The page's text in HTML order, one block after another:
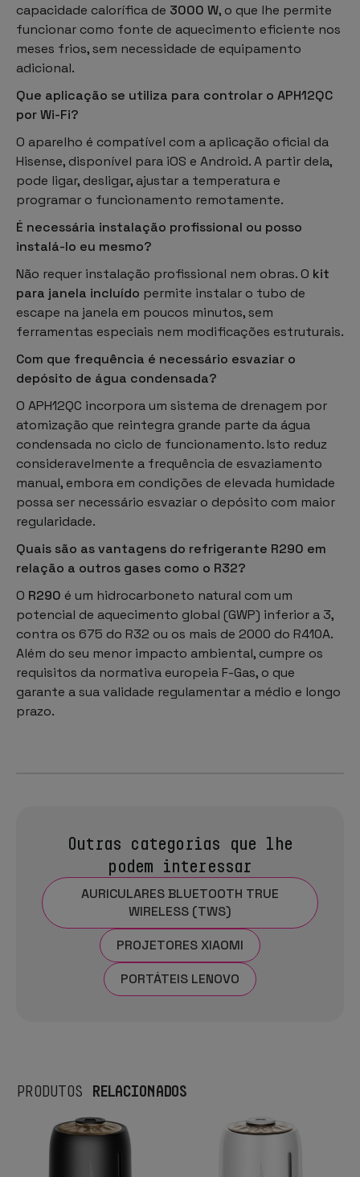
capacidade calorífica de 3000 W, o que lhe permite
funcionar como fonte de aquecimento eficiente nos
meses frios, sem necessidade de equipamento
adicional.
Que aplicação se utiliza para controlar o APH12QC
por Wi-Fi?
O aparelho é compatível com a aplicação oficial da
Hisense, disponível para iOS e Android. A partir dela,
pode ligar, desligar, ajustar a temperatura e
programar o funcionamento remotamente.
É necessária instalação profissional ou posso
instalá-lo eu mesmo?
Não requer instalação profissional nem obras. O kit
para janela incluído permite instalar o tubo de
escape na janela em poucos minutos, sem
ferramentas especiais nem modificações estruturais.
Com que frequência é necessário esvaziar o
depósito de água condensada?
O APH12QC incorpora um sistema de drenagem por
atomização que reintegra grande parte da água
condensada no ciclo de funcionamento. Isto reduz
consideravelmente a frequência de esvaziamento
manual, embora em condições de elevada humidade
possa ser necessário esvaziar o depósito com maior
regularidade.
Quais são as vantagens do refrigerante R290 em
relação a outros gases como o R32?
O R290 é um hidrocarboneto natural com um
potencial de aquecimento global (GWP) inferior a 3,
contra os 675 do R32 ou os mais de 2000 do R410A.
Além do seu menor impacto ambiental, cumpre os
requisitos da normativa europeia F-Gas, o que
garante a sua validade regulamentar a médio e longo
prazo.
Outras categorias que lhe
podem interessar
AURICULARES BLUETOOTH TRUE
WIRELESS (TWS)
PROJETORES XIAOMI
PORTÁTEIS LENOVO
PRODUTOS RELACIONADOS